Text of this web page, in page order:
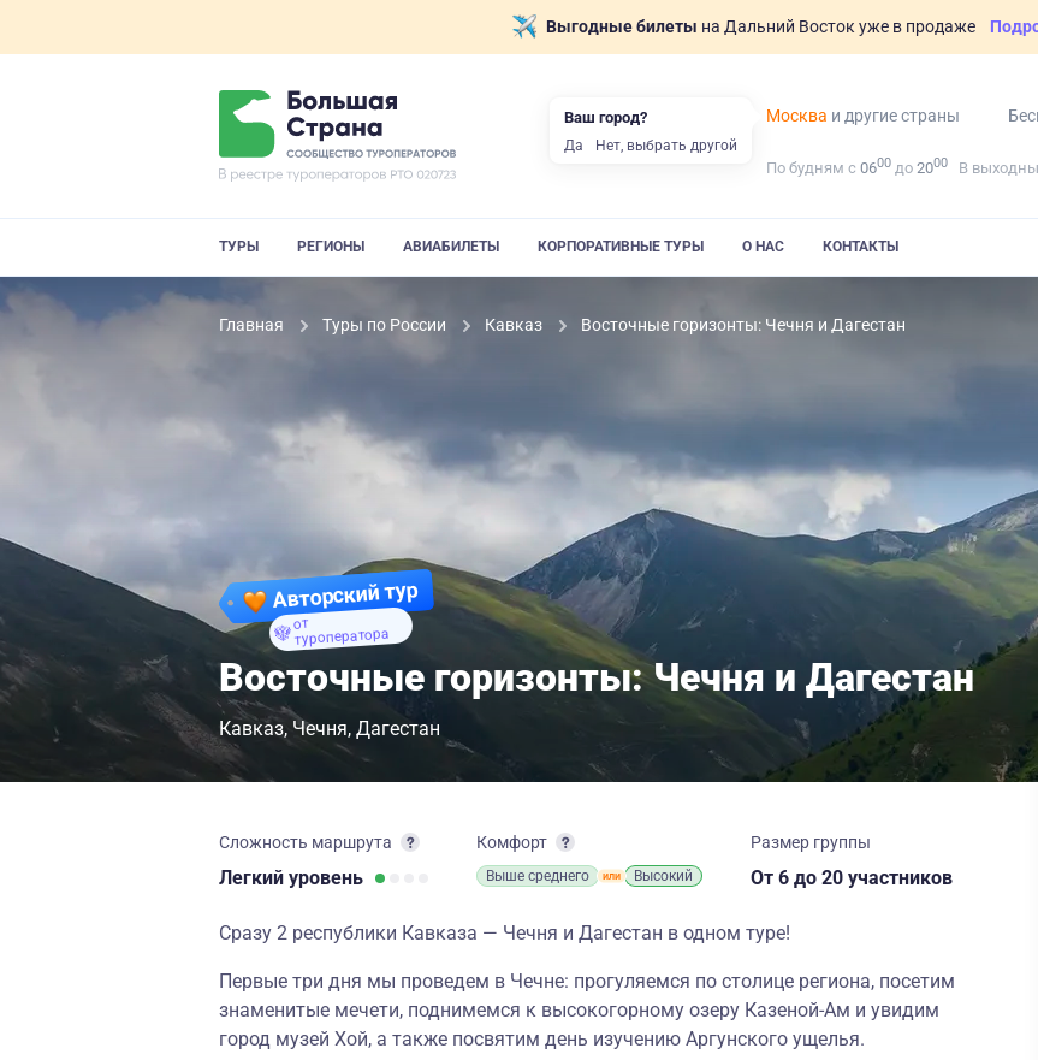
Выгодные билеты на Дальний Восток уже в продаже
Москва и другие страны
По будням с 0600 до 2000 В
ТУРЫ РЕГИОНЫ АВИАБИЛЕТЫ КОРПОРАТИВНЫЕ ТУРЫ О НАС КОНТАКТЫ
Главная Туры по России Кавказ Восточные горизонты: Чечня и Дагестан
Авторский тур
от
туроператора
Восточные горизонты: Чечня и Дагестан
Кавказ Чечня Дагестан
Сложность маршрута
Легкий уровень
Комфорт
Выше среднего Высокий
Размер группы
От 6 до 20 участников
Сразу 2 республики Кавказа — Чечня и Дагестан в одном туре!
Первые три дня мы проведем в Чечне: прогуляемся по столице региона, посетим
знаменитые мечети, поднимемся к высокогорному озеру Казеной-Ам и увидим
город музей Хой, а также посвятим день изучению Аргунского ущелья.
Ваш город?
Да Нет, выбрать другой